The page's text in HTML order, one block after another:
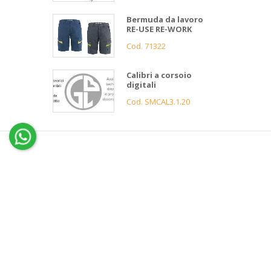
Bermuda da lavoro
RE-USE RE-WORK
Cod. 71322
Calibri a corsoio
digitali
Cod. SMCAL3.1.20